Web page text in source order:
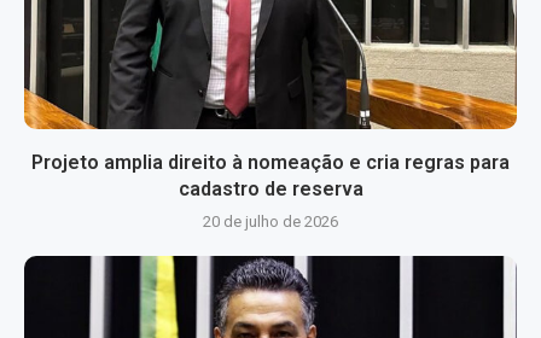
Projeto amplia direito à nomeação e cria regras para
cadastro de reserva
20 de julho de 2026